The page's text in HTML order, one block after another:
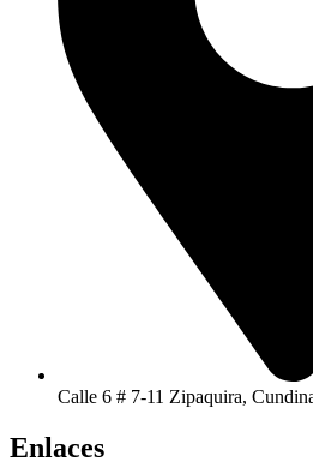
Calle 6 # 7-11 Zipaquira,
Enlaces